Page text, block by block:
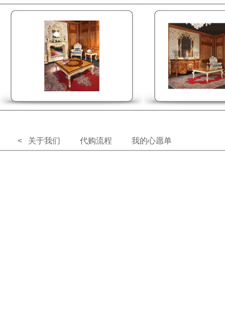
< 关于我们 代购流程 我的心愿单